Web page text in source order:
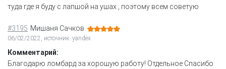
туда где я буду с лапшой на ушах , поэтому всем советую
#3195 Мишаня Сачков
06/02/2022, источник: yandex
Комментарий:
Благодарю ломбард за хорошую работу! Отдельное Спасибо